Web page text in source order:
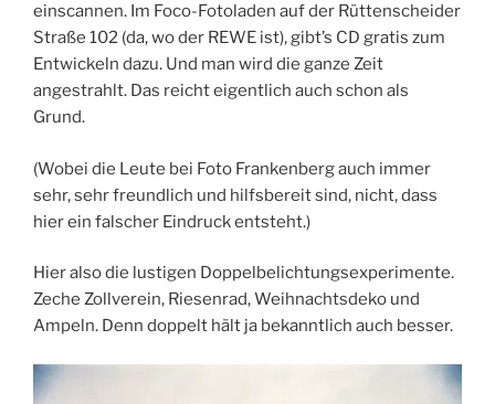
einscannen. Im Foco-Fotoladen auf der Rüttenscheider
Straße 102 (da, wo der REWE ist), gibt’s CD gratis zum
Entwickeln dazu. Und man wird die ganze Zeit
angestrahlt. Das reicht eigentlich auch schon als
Grund.
(Wobei die Leute bei Foto Frankenberg auch immer
sehr, sehr freundlich und hilfsbereit sind, nicht, dass
hier ein falscher Eindruck entsteht.)
Hier also die lustigen Doppelbelichtungsexperimente.
Zeche Zollverein, Riesenrad, Weihnachtsdeko und
Ampeln. Denn doppelt hält ja bekanntlich auch besser.